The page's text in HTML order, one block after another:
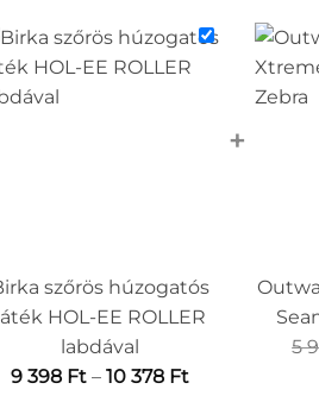
szőrös húzogatós
HOL-EE ROLLER
labdával
9 398 Ft – 10 378 FtÁrtartomány:
+
5